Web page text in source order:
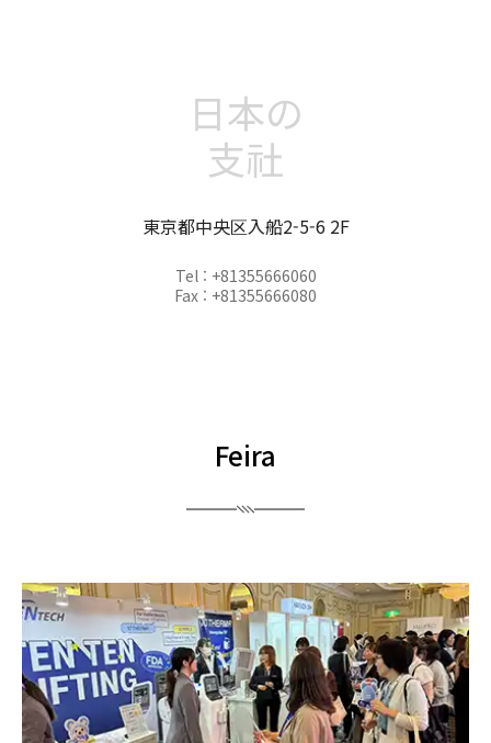
日本の
支社
東京都中央区入船2-5-6 2F
Tel : +81355666060
Fax : +81355666080
Feira